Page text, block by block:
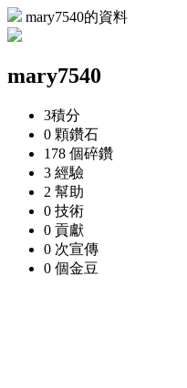
mary7540的資料
mary7540
3積分
0 顆鑽石
178 個碎鑽
3 經驗
2 幫助
0 技術
0 貢獻
0 次宣傳
0 個金豆